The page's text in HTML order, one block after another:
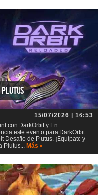
Plutus
15/07/2026 | 16:53
con DarkOrbit y En
este evento para DarkOrbit
Desafío de Plutus. ¡Equípate y
Plutus... Más »